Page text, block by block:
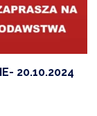
20.10.2024